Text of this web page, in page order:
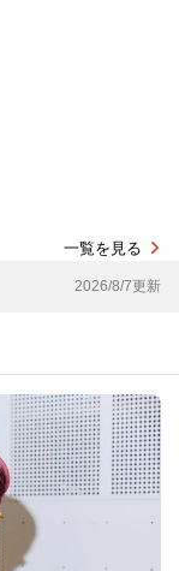
一覧を見る
2026/8/7更新